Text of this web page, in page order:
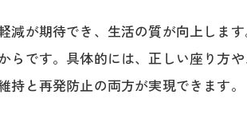
減が期待でき、生活の質が向上します
らです。具体的には、正しい座り方や
と再発防止の両方が実現できます。